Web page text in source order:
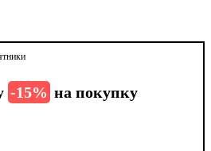
-15% на покупку